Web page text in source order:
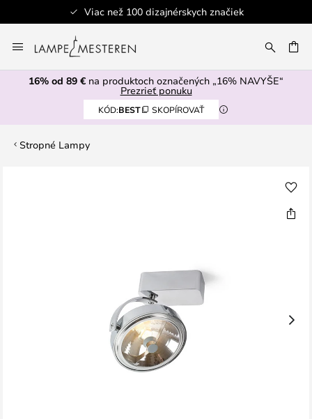
Viac než 100 dizajnérskych značiek
to
Content
16% od 89 € na produktoch označených „16% NAVYŠE“
Prezrieť ponuku
KÓD:BEST SKOPÍROVAŤ
Stropné Lampy